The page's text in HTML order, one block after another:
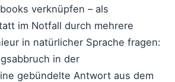
verknüpfen – als
im Notfall durch mehrere
in natürlicher Sprache fragen:
in der
gebündelte Antwort aus dem